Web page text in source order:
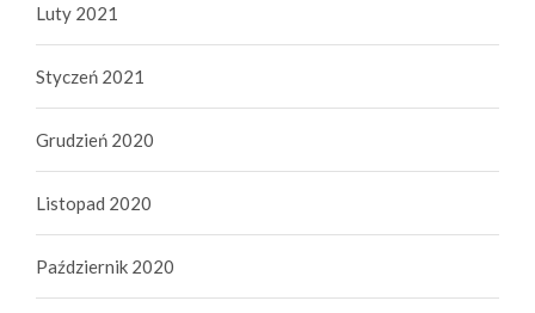
Luty 2021
Styczeń 2021
Grudzień 2020
Listopad 2020
Październik 2020